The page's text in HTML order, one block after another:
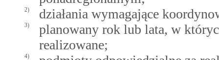
2) działania wymagające
3)
planowany rok lub lata, w
realizowane;
4)